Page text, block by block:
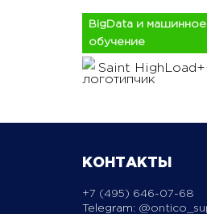
BigData и машинное
обучение
Saint
КОНТАКТЫ
+7 (495) 646-07-68
Telegram: